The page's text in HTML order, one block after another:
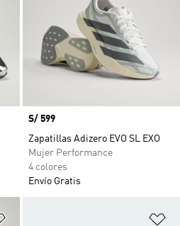
Precio
S/ 599
Zapatillas Adizero EVO SL EXO
Mujer Performance
4 colores
Envío Gratis